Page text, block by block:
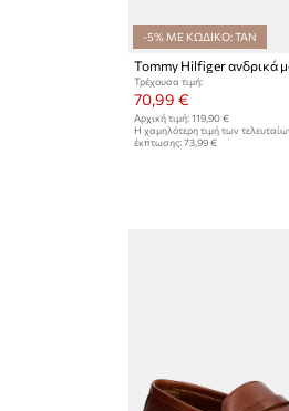
-5% ΜΕ ΚΩΔΙΚΟ: TAN
Τρέχουσα τιμή:
70,99 €
Αρχική τιμή: 119,90 €
Η χαμηλότερη τιμή των
έκπτωσης: 73,99 €